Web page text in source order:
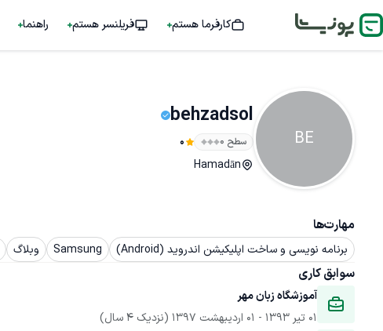
کارفرما هستم فریلنسر هستم راهنما
BE
behzadsol
سطح ۰ 0
Hamadān
مهارت‌ها
برنامه نویسی و ساخت اپلیکیشن اندروید (Android) Samsung وبلاگ
سوابق کاری
آموزشگاه زبان مهر
01 تیر 1393
- 01 اردیبهشت 1397
(نزدیک 4 سال)